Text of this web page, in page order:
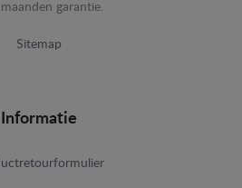
garantie.
Sitemap
Informatie